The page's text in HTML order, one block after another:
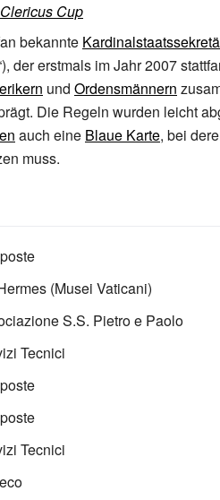
Clericus Cup
bekannte
der erstmals im Jahr 2007
und Ordensmännern
Die Regeln wurden leicht
auch eine Blaue Karte, bei
muss.
(Musei Vaticani)
S.S. Pietro e Paolo
Tecnici
Tecnici